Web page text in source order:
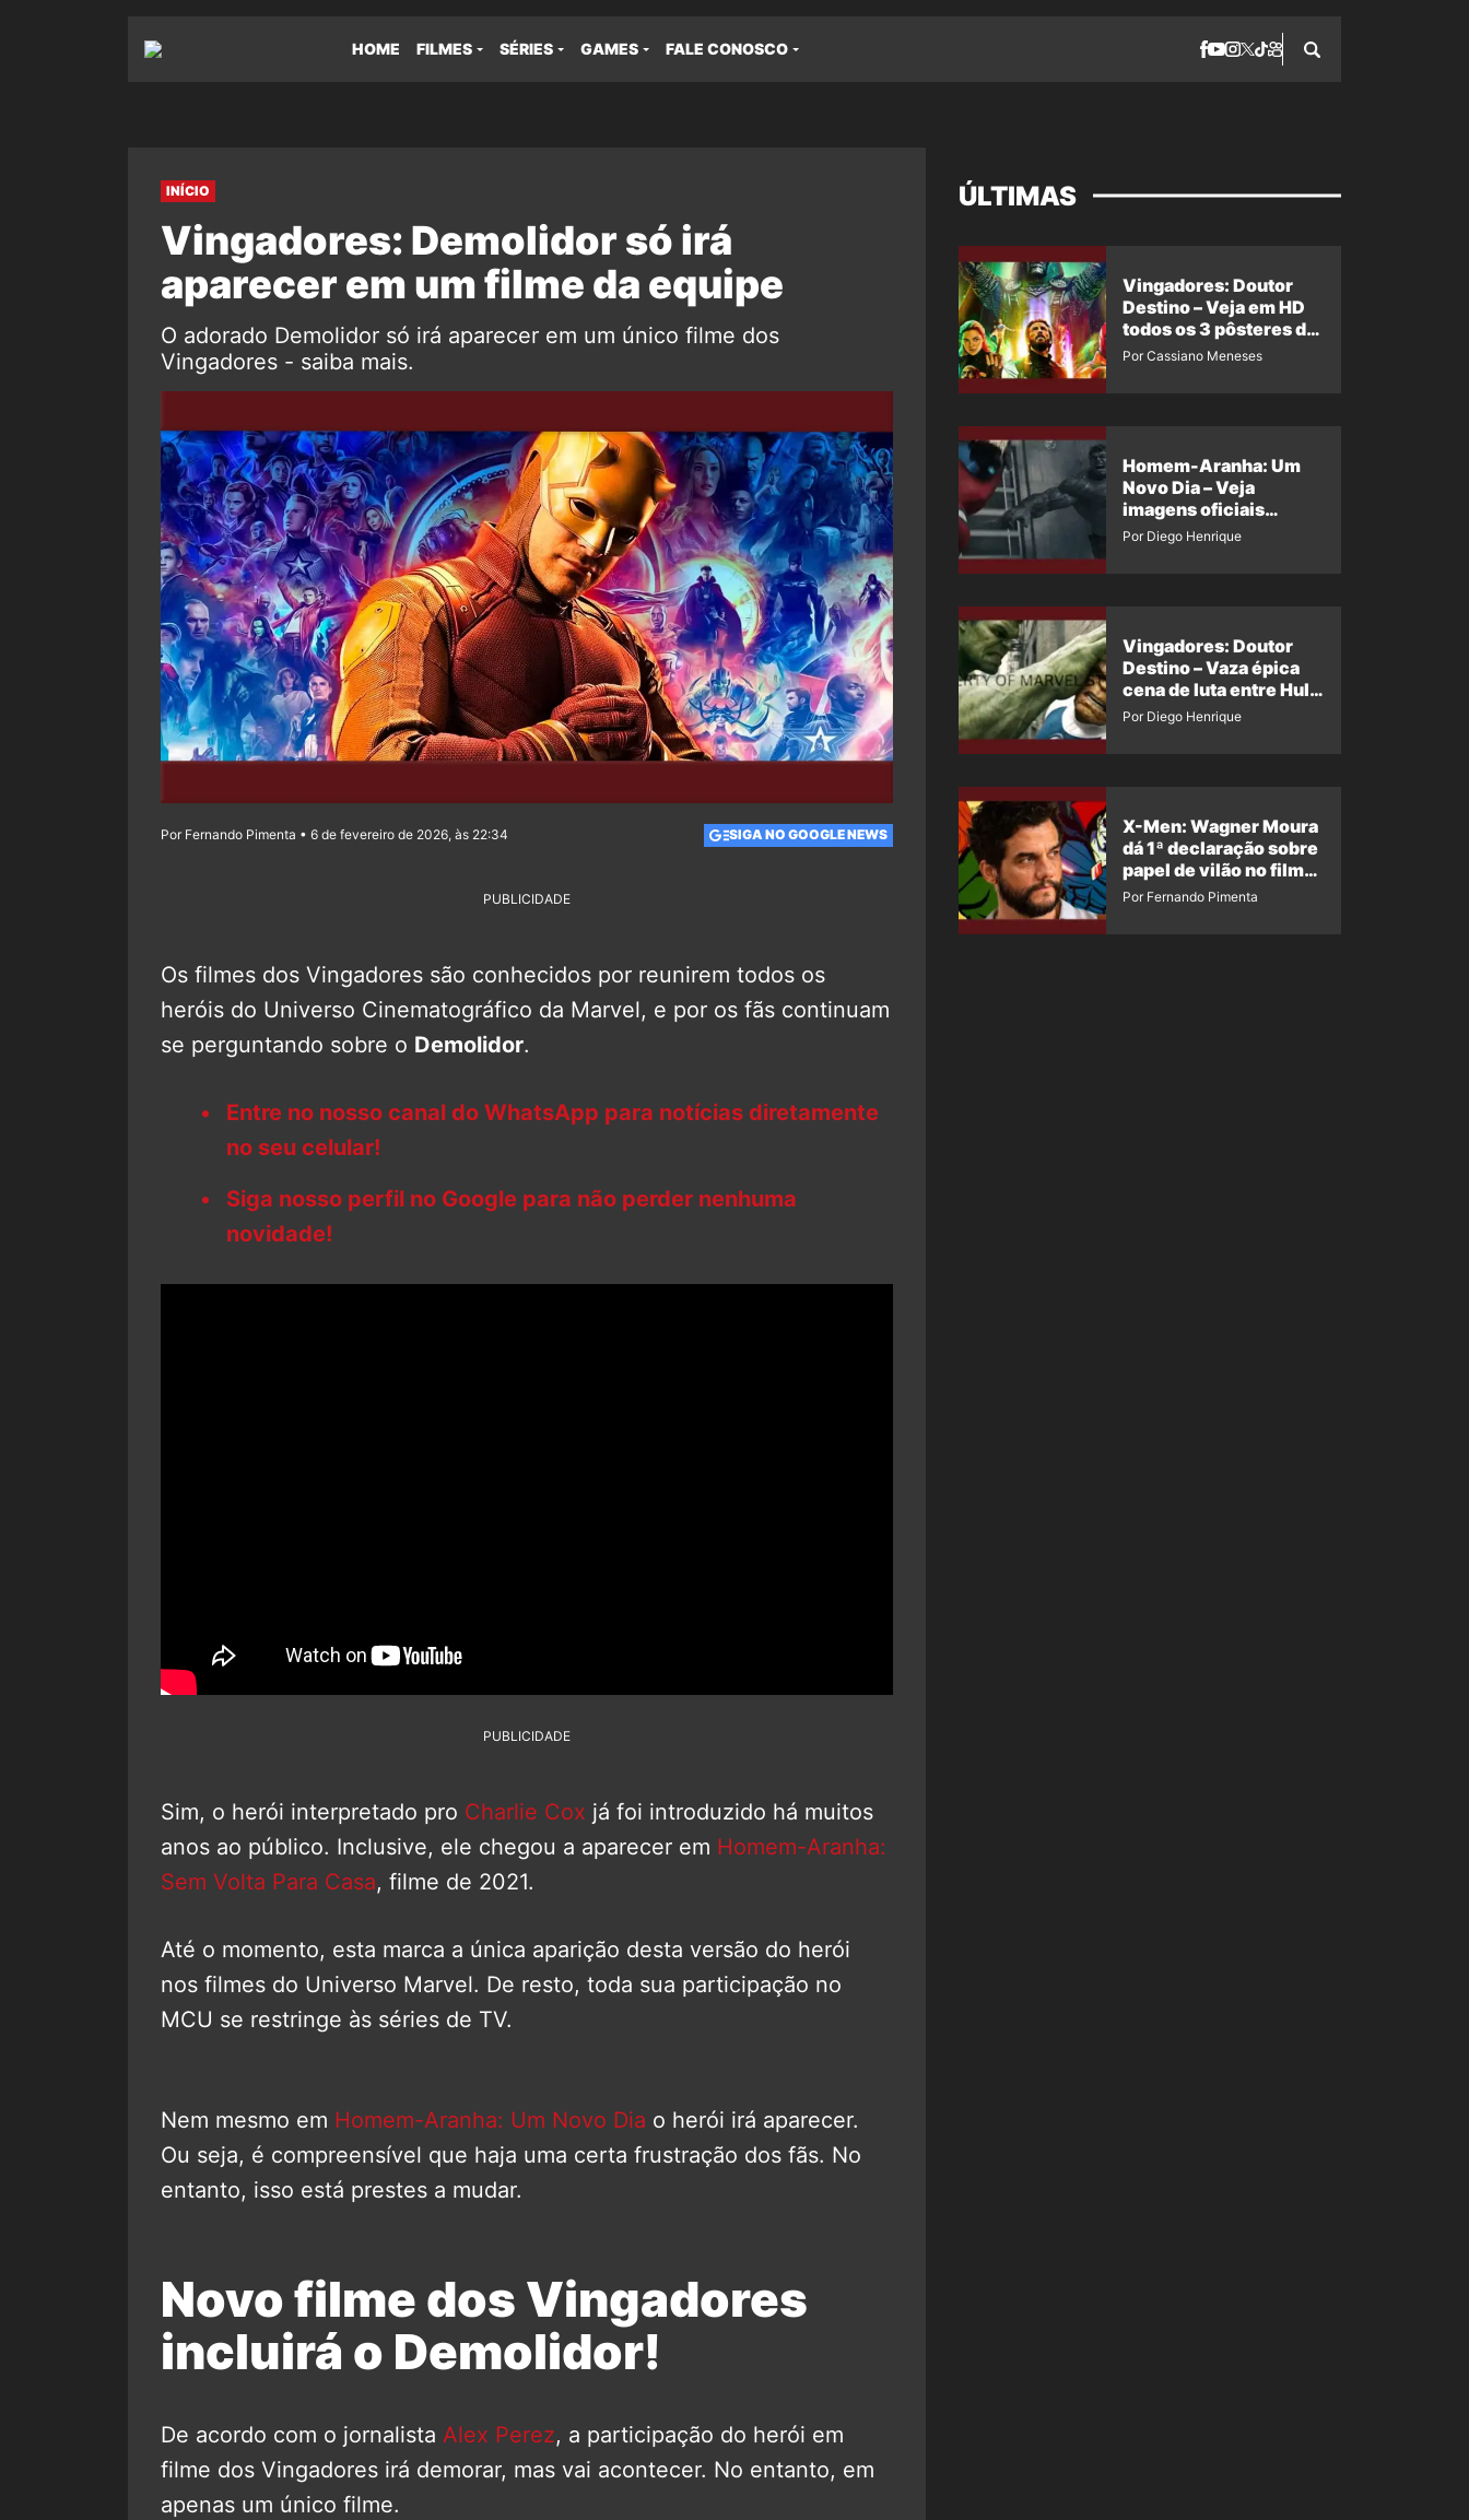
HOME FILMES SÉRIES GAMES FALE CONOSCO
INÍCIO
Vingadores: Demolidor só irá
aparecer em um filme da equipe
O adorado Demolidor só irá aparecer em um único filme dos
Vingadores - saiba mais.
Por Fernando Pimenta • 6 de fevereiro de 2026, às 22:34 SIGA NO GOOGLE NEWS
PUBLICIDADE
Os filmes dos Vingadores são conhecidos por reunirem todos os
heróis do Universo Cinematográfico da Marvel, e por os fãs continuam
se perguntando sobre o Demolidor.
Entre no nosso canal do WhatsApp para notícias diretamente
no seu celular!
Siga nosso perfil no Google para não perder nenhuma
novidade!
PUBLICIDADE
Sim, o herói interpretado pro Charlie Cox já foi introduzido há muitos
anos ao público. Inclusive, ele chegou a aparecer em Homem-Aranha:
Sem Volta Para Casa, filme de 2021.
Até o momento, esta marca a única aparição desta versão do herói
nos filmes do Universo Marvel. De resto, toda sua participação no
MCU se restringe às séries de TV.
Nem mesmo em Homem-Aranha: Um Novo Dia o herói irá aparecer.
Ou seja, é compreensível que haja uma certa frustração dos fãs. No
entanto, isso está prestes a mudar.
Novo filme dos Vingadores
incluirá o Demolidor!
De acordo com o jornalista Alex Perez, a participação do herói em
filme dos Vingadores irá demorar, mas vai acontecer. No entanto, em
apenas um único filme.
ÚLTIMAS
Vingadores: Doutor
Destino – Veja em HD
todos os 3 pôsteres de
‘Doomsday’ + 1 imagem
Por Cassiano Meneses
Homem-Aranha: Um
Novo Dia – Veja
imagens oficiais
descartadas do Hulk
Por Diego Henrique
Vingadores: Doutor
Destino – Vaza épica
cena de luta entre Hulk
e o Coisa
Por Diego Henrique
X-Men: Wagner Moura
dá 1ª declaração sobre
papel de vilão no filme
da Marvel
Por Fernando Pimenta